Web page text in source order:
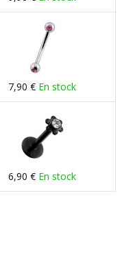
7,90 € En stock
6,90 € En stock